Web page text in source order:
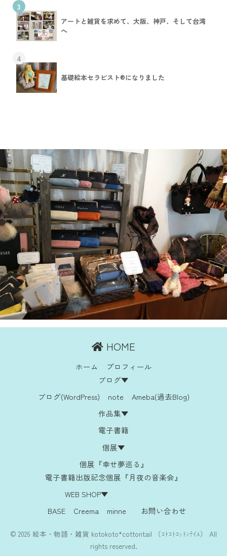
3
アートと雑貨を求めて、大阪、神戸、そして台湾
へ
4
基礎絵本セラピスト®︎になりました
HOME
ホーム
プロフィール
ブログ▼
ブログ(WordPress)
note
Ameba(過去Blog)
作品集▼
電子書籍
個展▼
個展『幸せ夢巡る』
電子書籍出版記念個展『月夜の音楽会』
WEB SHOP▼
BASE
Creema minne お問い合わせ
© 2026 絵本・物語・雑貨 kotokoto*cottontail （ｺﾄｺﾄｺｯﾄﾝﾃｲﾙ） All
rights reserved.